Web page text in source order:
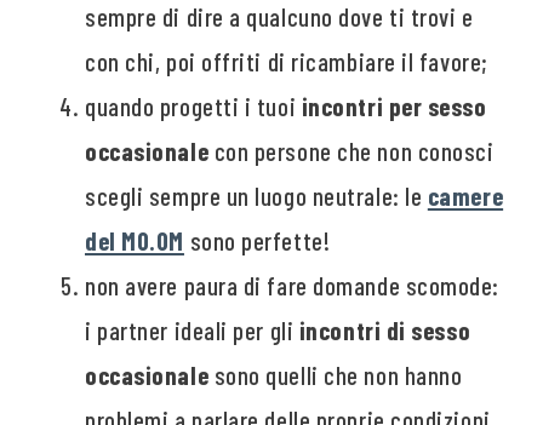
sempre di dire a qualcuno dove ti trovi e
con chi, poi offriti di ricambiare il favore;
quando progetti i tuoi incontri per sesso
occasionale con persone che non conosci
scegli sempre un luogo neutrale: le camere
del MO.OM sono perfette!
non avere paura di fare domande scomode:
i partner ideali per gli incontri di sesso
occasionale sono quelli che non hanno